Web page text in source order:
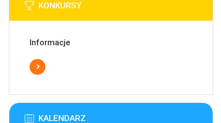
KONKURSY
Informacje
KALENDARZ